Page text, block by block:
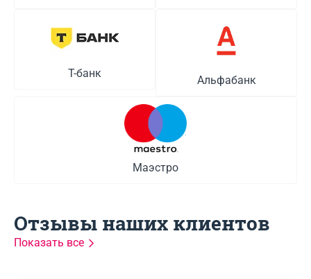
Т-банк
Альфабанк
Маэстро
Отзывы наших клиентов
Показать все